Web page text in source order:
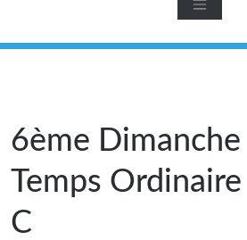
6ème Dimanche
Temps
C